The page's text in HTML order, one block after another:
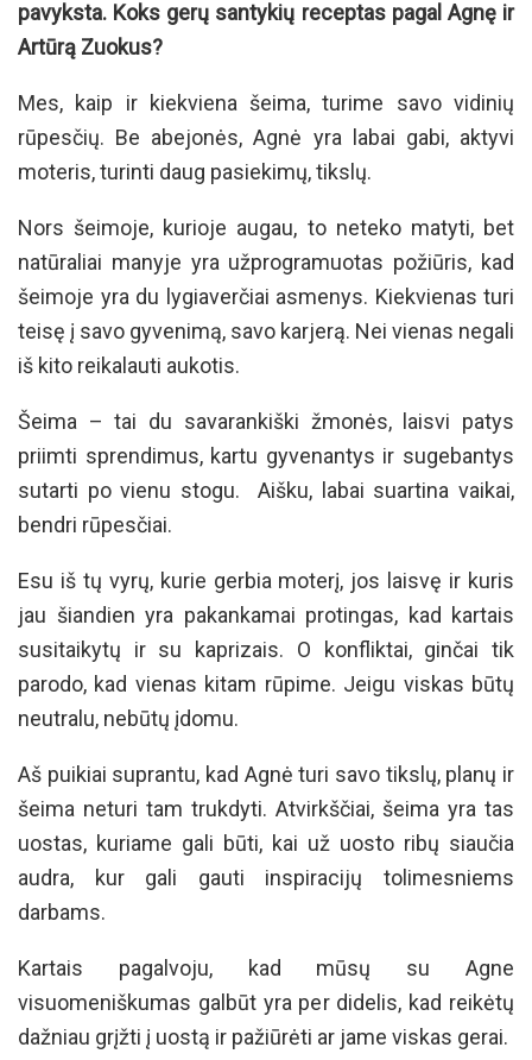
pavyksta. Koks gerų santykių receptas pagal Agnę ir
Artūrą Zuokus?
Mes, kaip ir kiekviena šeima, turime savo vidinių
rūpesčių. Be abejonės, Agnė yra labai gabi, aktyvi
moteris, turinti daug pasiekimų, tikslų.
Nors šeimoje, kurioje augau, to neteko matyti, bet
natūraliai manyje yra užprogramuotas požiūris, kad
šeimoje yra du lygiaverčiai asmenys. Kiekvienas turi
teisę į savo gyvenimą, savo karjerą. Nei vienas negali
iš kito reikalauti aukotis.
Šeima – tai du savarankiški žmonės, laisvi patys
priimti sprendimus, kartu gyvenantys ir sugebantys
sutarti po vienu stogu. Aišku, labai suartina vaikai,
bendri rūpesčiai.
Esu iš tų vyrų, kurie gerbia moterį, jos laisvę ir kuris
jau šiandien yra pakankamai protingas, kad kartais
susitaikytų ir su kaprizais. O konfliktai, ginčai tik
parodo, kad vienas kitam rūpime. Jeigu viskas būtų
neutralu, nebūtų įdomu.
Aš puikiai suprantu, kad Agnė turi savo tikslų, planų ir
šeima neturi tam trukdyti. Atvirkščiai, šeima yra tas
uostas, kuriame gali būti, kai už uosto ribų siaučia
audra, kur gali gauti inspiracijų tolimesniems
darbams.
Kartais pagalvoju, kad mūsų su Agne
visuomeniškumas galbūt yra per didelis, kad reikėtų
dažniau grįžti į uostą ir pažiūrėti ar jame viskas gerai.